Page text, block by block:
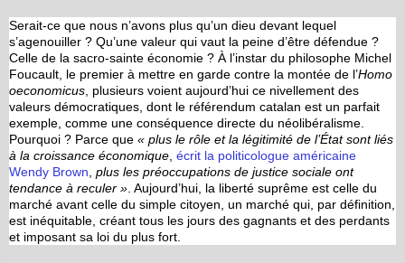
Serait-ce que nous n’avons plus qu’un dieu devant lequel
s’agenouiller ? Qu’une valeur qui vaut la peine d’être défendue ?
Celle de la sacro-sainte économie ? À l’instar du philosophe Michel
Foucault, le premier à mettre en garde contre la montée de l’Homo
oeconomicus , plusieurs voient aujourd’hui ce nivellement des
valeurs démocratiques, dont le référendum catalan est un parfait
exemple, comme une conséquence directe du néolibéralisme.
Pourquoi ? Parce que « plus le rôle et la légitimité de l’État sont liés
à la croissance économique écrit la politicologue américaine
Wendy Brown plus les préoccupations de justice sociale ont
tendance à reculer » . Aujourd’hui, la liberté suprême est celle du
marché avant celle du simple citoyen, un marché qui, par définition,
est inéquitable, créant tous les jours des gagnants et des perdants
et imposant sa loi du plus fort.